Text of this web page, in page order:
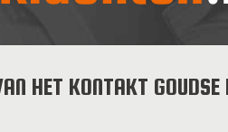
HET KONTAKT GOUDSE